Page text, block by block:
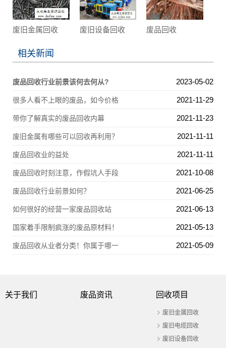
废旧金属回收 废旧设备回收 废品回收
相关新闻
废品回收行业前景该何去何从? 2023-05-02
很多人看不上眼的废品，如今价格 2021-11-29
带你了解真实的废品回收内幕 2021-11-23
废旧金属有哪些可以回收再利用？ 2021-11-11
废品回收业的益处 2021-11-11
废品回收时刻注意，作假坑人手段 2021-10-08
废品回收行业前景如何？ 2021-06-25
如何很好的经营一家废品回收站 2021-06-13
国家着手限制疯涨的废品原材料！ 2021-05-13
废品回收从业者分类！你属于哪一 2021-05-09
关于我们 废品资讯 回收项目
废旧金属回收
废旧电缆回收
废旧设备回收